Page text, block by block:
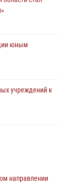
юным
учреждений к
Дня
направлении